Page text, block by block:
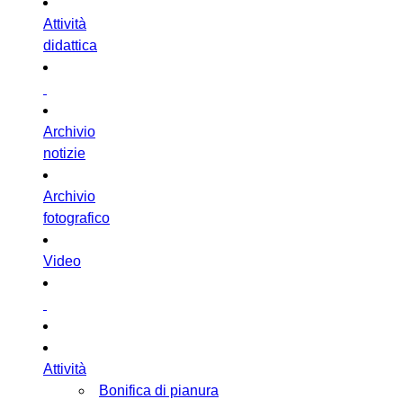
Attività
didattica
Archivio
notizie
Archivio
fotografico
Video
Attività
Bonifica di pianura